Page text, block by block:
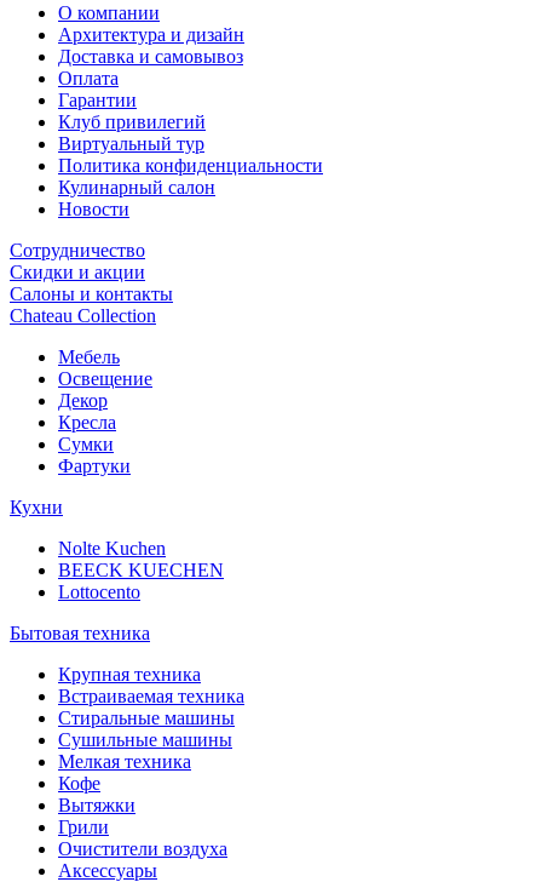
О компании
Архитектура и дизайн
Доставка и самовывоз
Оплата
Гарантии
Клуб привилегий
Виртуальный тур
Политика конфиденциальности
Кулинарный салон
Новости
Сотрудничество
Скидки и акции
Салоны и контакты
Chateau Collection
Мебель
Освещение
Декор
Кресла
Сумки
Фартуки
Кухни
Nolte Kuchen
BEECK KUECHEN
Lottocento
Бытовая техника
Крупная техника
Встраиваемая техника
Стиральные машины
Сушильные машины
Мелкая техника
Кофе
Вытяжки
Грили
Очистители воздуха
Аксессуары